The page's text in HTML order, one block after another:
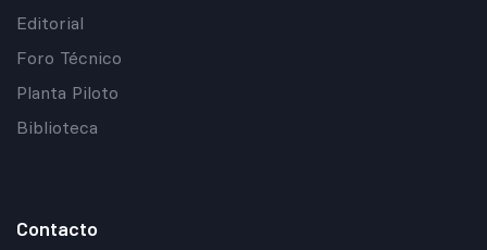
Editorial
Foro Técnico
Planta Piloto
Biblioteca
Contacto